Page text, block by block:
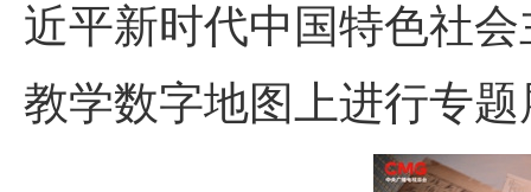
近平新时代中国特色社
教学数字地图上进行专